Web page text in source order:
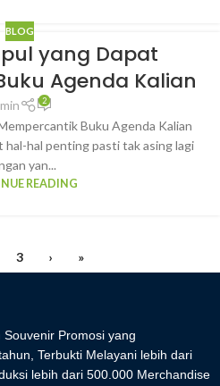
BLOG
yang Dapat
Agenda Kalian
2
Buku Agenda Kalian
hal-hal penting pasti tak asing lagi
yan...
READING
3 › »
Promosi yang
Terbukti Melayani lebih dari
lebih dari 500.000 Merchandise